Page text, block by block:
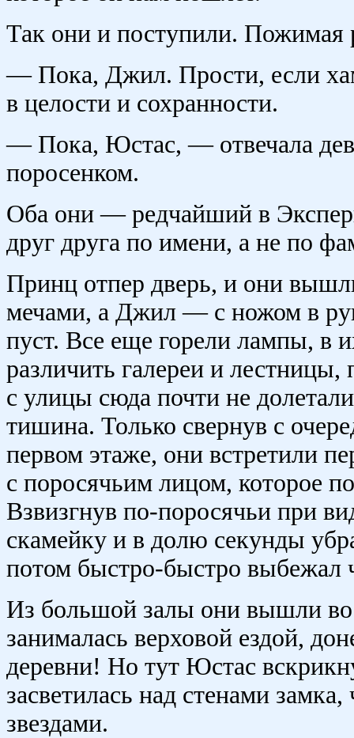
Так они и поступили.
— Пока, Джил. Прости, если
в целости и сохранности.
— Пока, Юстас, — отвечала
поросенком.
Оба они — редчайший в
друг друга по имени, а не по
Принц отпер дверь, и они
мечами, а Джил — с ножом в
пуст. Все еще горели лампы, в
различить галереи и
с улицы сюда почти не
тишина. Только свернув с
первом этаже, они встретили
с поросячьим лицом, которое
Взвизгнув по-поросячьи при
скамейку и в долю секунды
потом быстро-быстро выбежал
Из большой залы они вышли
занималась верховой ездой,
деревни! Но тут Юстас
засветилась над стенами
звездами.